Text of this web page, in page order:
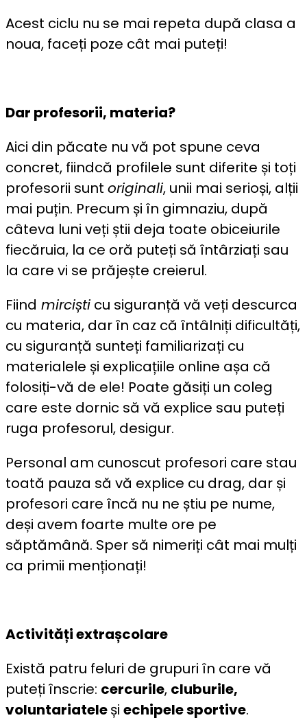
Acest ciclu nu se mai repeta după clasa a
noua, faceți poze cât mai puteți!
Dar profesorii, materia?
Aici din păcate nu vă pot spune ceva
concret, fiindcă profilele sunt diferite și toți
profesorii sunt originali, unii mai serioși, alții
mai puțin. Precum și în gimnaziu, după
câteva luni veți știi deja toate obiceiurile
fiecăruia, la ce oră puteți să întârziați sau
la care vi se prăjește creierul.
Fiind mirciști cu siguranță vă veți descurca
cu materia, dar în caz că întâlniți dificultăți,
cu siguranță sunteți familiarizați cu
materialele și explicațiile online așa că
folosiți-vă de ele! Poate găsiți un coleg
care este dornic să vă explice sau puteți
ruga profesorul, desigur.
Personal am cunoscut profesori care stau
toată pauza să vă explice cu drag, dar și
profesori care încă nu ne știu pe nume,
deși avem foarte multe ore pe
săptămână. Sper să nimeriți cât mai mulți
ca primii menționați!
Activități extrașcolare
Există patru feluri de grupuri în care vă
puteți înscrie: cercurile, cluburile,
voluntariateleși echipele sportive.